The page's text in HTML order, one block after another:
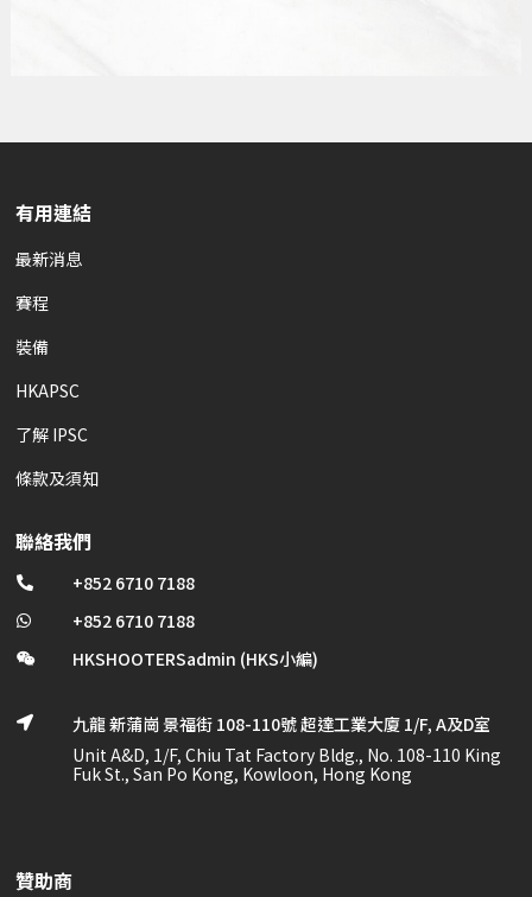
有用連結
最新消息
賽程
裝備
HKAPSC
了解 IPSC
條款及須知
聯絡我們
 +852 6710 7188
 +852 6710 7188
 HKSHOOTERSadmin (HKS小編)

九龍 新蒲崗 景福街 108-110號 超達工業大廈 1/F, A及D室
Unit A&D, 1/F, Chiu Tat Factory Bldg., No. 108-110 King
Fuk St., San Po Kong, Kowloon, Hong Kong
贊助商